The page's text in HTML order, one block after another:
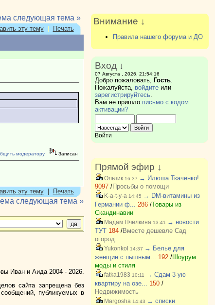
следующая тема »
эту тему| Печать
модератору Записан
эту тему| Печать
следующая тема »
Иван и Аида 2004 - 2026.
сайта запрещена без
публикуемых в
Внимание ↓
Правила нашего форума и ДО
Вход ↓
07 Августа , 2026, 21:54:16
Добро пожаловать, Гость.
Пожалуйста, войдитеили
зарегистрируйтесь.
Вам не пришло письмо с кодом
активации?
Войти
Прямой эфир ↓
Ольчик16:37 → Илюша Ткаченко!
9097/Просьбы о помощи
K-a-t-y-a 14:45 → DM-витамины из
Германии ф... 286/Товары из
Скандинавии
Мадам Пчелкина 13:41
→ новости
ТУТ 184/Вместе дешевле Сад
огород
Yukonkol 14:37 → Белье для
женщин с пышным... 192/Шоурум
моды и стиля
fatka1983 10:11
→ Сдам 3-ую
квартиру на озе... 150/
Недвижимость
Margosha 14:43 → списки